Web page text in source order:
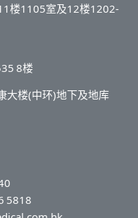
楼1105室及12楼1202-
8楼
大楼(中环)地下及地库
5818